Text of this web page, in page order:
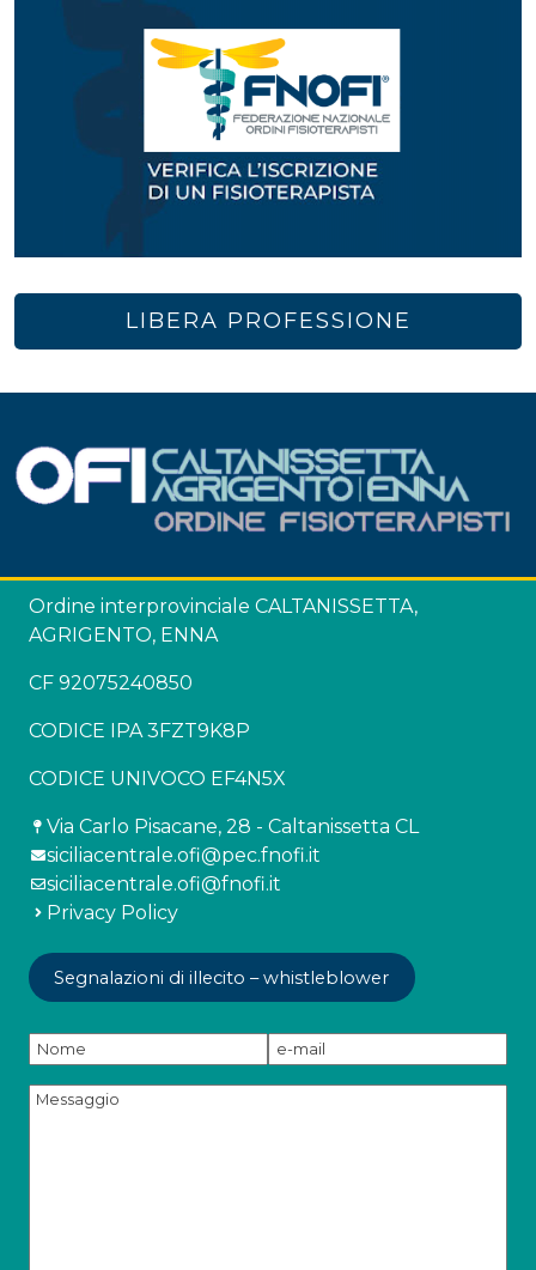
LIBERA PROFESSIONE
Ordine interprovinciale CALTANISSETTA,
AGRIGENTO, ENNA
CF 92075240850
CODICE IPA 3FZT9K8P
CODICE UNIVOCO EF4N5X
Via Carlo Pisacane, 28 - Caltanissetta CL
siciliacentrale.ofi@pec.fnofi.it
siciliacentrale.ofi@fnofi.it
Privacy Policy
Segnalazioni di illecito – whistleblower